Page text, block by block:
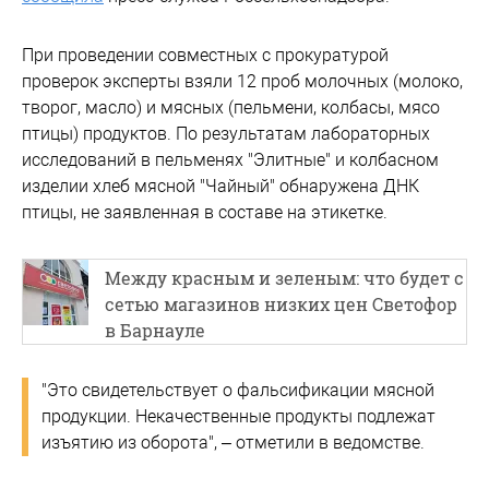
При проведении совместных с прокуратурой
проверок эксперты взяли 12 проб молочных (молоко,
творог, масло) и мясных (пельмени, колбасы, мясо
птицы) продуктов. По результатам лабораторных
исследований в пельменях "Элитные" и колбасном
изделии хлеб мясной "Чайный" обнаружена ДНК
птицы, не заявленная в составе на этикетке.
Между красным и зеленым: что будет с
сетью магазинов низких цен Светофор
в Барнауле
"Это свидетельствует о фальсификации мясной
продукции. Некачественные продукты подлежат
изъятию из оборота", – отметили в ведомстве.